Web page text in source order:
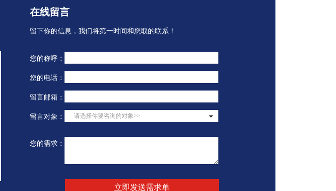
气在经...
在线留言
留下你的信息，我们将第一时间和您取的联系！
您的称呼：
您的电话：
留言邮箱：
留言对象： 请选择你要咨询的对象>>
您的需求：
立即发送需求单